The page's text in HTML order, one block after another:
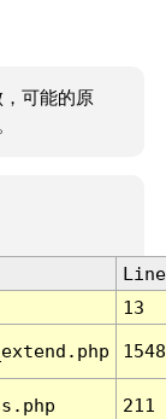
可能的原
Line
13
1548
211